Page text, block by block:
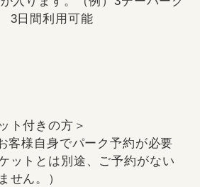
日間利用可能
ト付きの方＞
客様自身でパーク予約が必要
ットとは別途、ご予約がない
せん。）